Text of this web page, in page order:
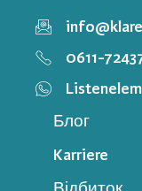
0611-
Блог
Karriere